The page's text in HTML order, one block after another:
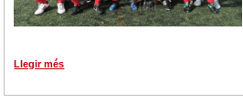
Llegir més